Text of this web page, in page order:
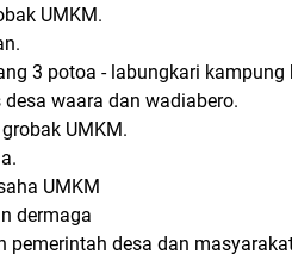
UMKM.
3 potoa - labungkari kampung
waara dan wadiabero.
UMKM.
UMKM
dermaga
pemerintah desa dan